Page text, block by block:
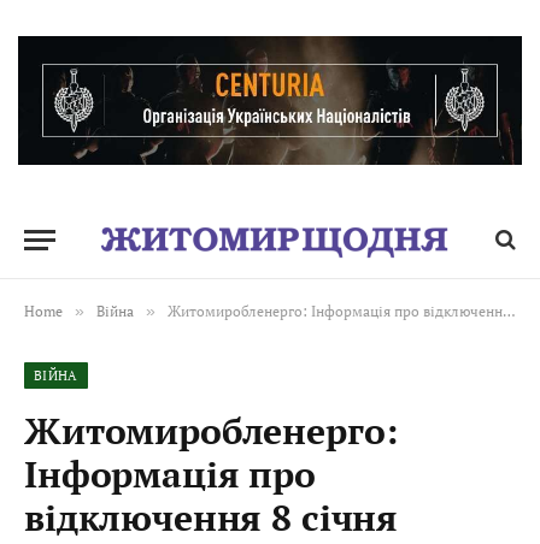
Home » Війна » Житомиробленерго: Інформація про відключення 8 січня
ВІЙНА
Житомиробленерго:
Інформація про
відключення 8 січня